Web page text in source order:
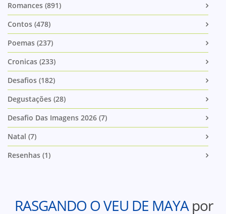
Romances (891)
Contos (478)
Poemas (237)
Cronicas (233)
Desafios (182)
Degustações (28)
Desafio Das Imagens 2026 (7)
Natal (7)
Resenhas (1)
RASGANDO O VEU DE MAYApor